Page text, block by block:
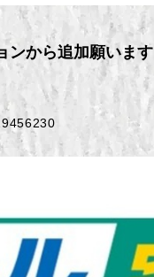
ンから追加願います